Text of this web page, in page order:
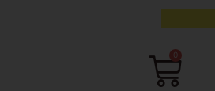
0
עגלת